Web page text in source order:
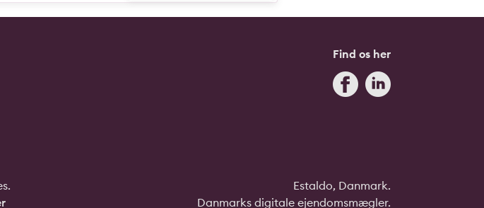
Find os her
Estaldo, Danmark.
Danmarks digitale ejendomsmægler.